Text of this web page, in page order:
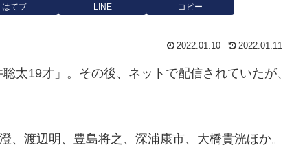
はてブ LINE コピー
2022.01.10 2022.01.11
太19才」。その後、ネットで配信されていたが、
、渡辺明、豊島将之、深浦康市、 大橋貴洸ほか。